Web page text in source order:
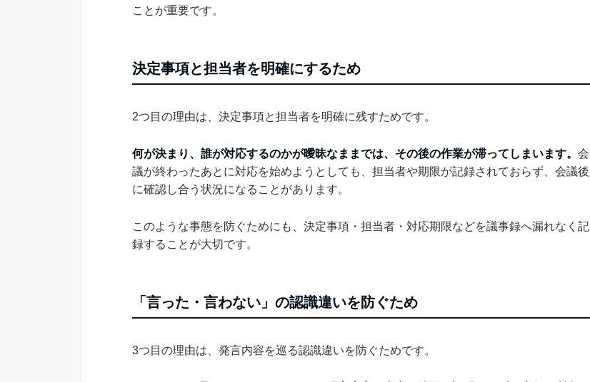
ことが重要です。
決定事項と担当者を明確にするため
2つ目の理由は、決定事項と担当者を明確に残すためです。
何が決まり、誰が対応するのかが曖昧なままでは、その後の作業が滞ってしまいます。 会
議が終わったあとに対応を始めようとしても、担当者や期限が記録されておらず、会議後
に確認し合う状況になることがあります。
このような事態を防ぐためにも、決定事項・担当者・対応期限などを議事録へ漏れなく記
録することが大切です。
「言った・言わない」の認識違いを防ぐため
3つ目の理由は、発言内容を巡る認識違いを防ぐためです。